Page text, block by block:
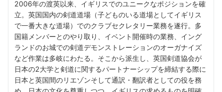
2006年の渡英以来、イギリスでのユニークなポジションを確
立。英国国内の剣道道場（子どものいる道場としてイギリス
で一番大きな道場）でのクラブセクレタリー業務を遂行。多
国籍メンバーとのやり取り、イベント開催時の業務、イング
ランドのお城での剣道デモンストレーションのオーガナイズ
など作業は多岐にわたる。そこから派生し、英国剣道協会が
日本の2大学と剣道に関するパートナーシップを締結する際に
日本と英国間のリエゾンそして通訳・翻訳者としての役を務